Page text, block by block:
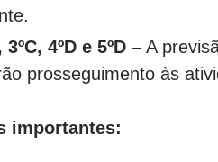
4ºD e 5ºD – A
prosseguimento às
importantes: